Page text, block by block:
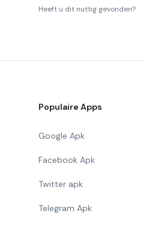
Heeft u dit nuttig gevonden?
Populaire Apps
Google Apk
Facebook Apk
Twitter apk
Telegram Apk